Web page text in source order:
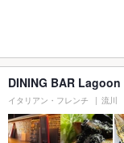
DINING BAR Lagoon
イタリアン・フレンチ 流川